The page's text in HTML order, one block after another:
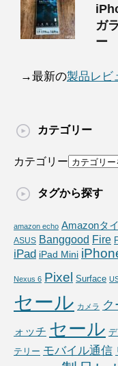
ガ
ー
→最新の製品レビ
カテゴリー
カテゴリー
タグから探す
amazon echo Amazonタ
ASUS Banggood Fire
iPad iPad Mini
Nexus 6 Pixel Surface
セール カメラ ク
ォッチ セール
テリー モバイル通信